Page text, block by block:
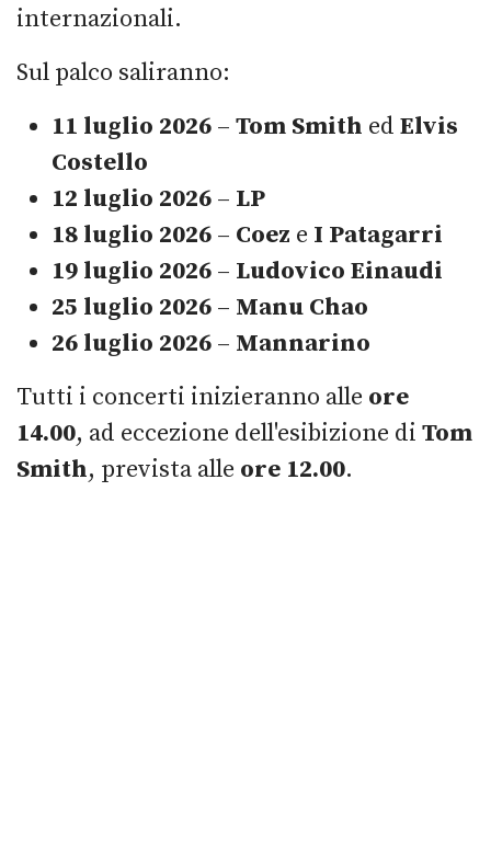
internazionali.
Sul palco saliranno:
11 luglio 2026 – Tom Smith ed Elvis
Costello
12 luglio 2026 – LP
18 luglio 2026 – Coez e I Patagarri
19 luglio 2026 – Ludovico Einaudi
25 luglio 2026 – Manu Chao
26 luglio 2026 – Mannarino
Tutti i concerti inizieranno alle ore
14.00, ad eccezione dell'esibizione di Tom
Smith, prevista alle ore 12.00.